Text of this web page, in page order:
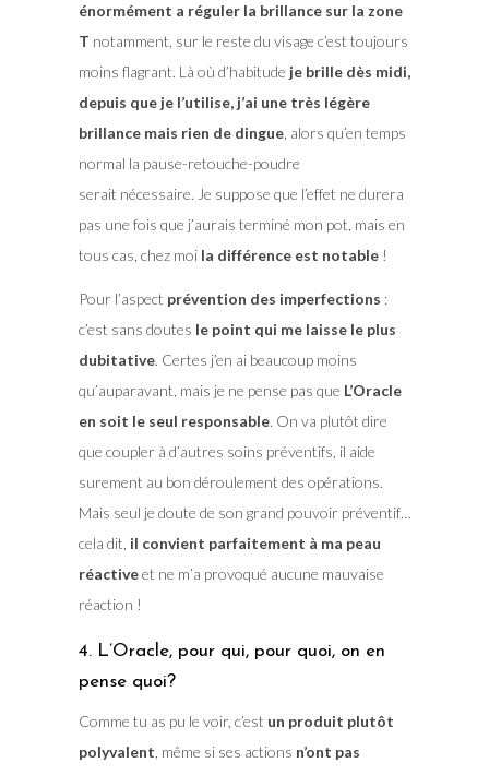
énormément a réguler la brillance sur la zone
T notamment, sur le reste du visage c’est toujours
moins flagrant. Là où d’habitude je brille dès midi,
depuis que je l’utilise, j’ai une très légère
brillance mais rien de dingue, alors qu’en temps
normal la pause-retouche-poudre
serait nécessaire. Je suppose que l’effet ne durera
pas une fois que j’aurais terminé mon pot, mais en
tous cas, chez moi la différence est notable!
Pour l’aspect prévention des imperfections :
c’est sans doutes le point qui me laisse le plus
dubitative. Certes j’en ai beaucoup moins
qu’auparavant, mais je ne pense pas que L’Oracle
en soit le seul responsable. On va plutôt dire
que coupler à d’autres soins préventifs, il aide
surement au bon déroulement des opérations.
Mais seul je doute de son grand pouvoir préventif…
cela dit, il convient parfaitement à ma peau
réactiveet ne m’a provoqué aucune mauvaise
réaction !
4. L’Oracle, pour qui, pour quoi, on en
pense quoi?
Comme tu as pu le voir, c’est un produit plutôt
polyvalent , même si ses actions n’ont pas